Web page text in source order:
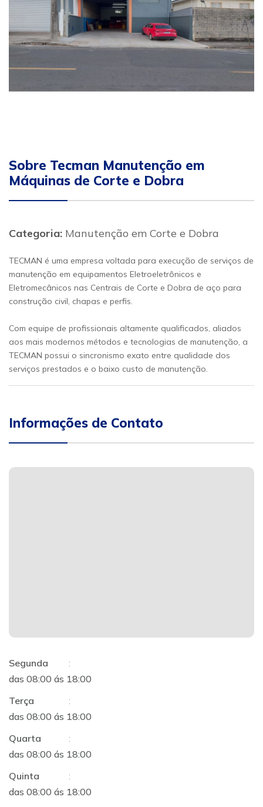
Sobre Tecman Manutenção em
Máquinas de Corte e Dobra
Categoria: Manutenção em Corte e Dobra
TECMAN é uma empresa voltada para execução de serviços de
manutenção em equipamentos Eletroeletrônicos e
Eletromecânicos nas Centrais de Corte e Dobra de aço para
construção civil, chapas e perfis.
Com equipe de profissionais altamente qualificados, aliados
aos mais modernos métodos e tecnologias de manutenção, a
TECMAN possui o sincronismo exato entre qualidade dos
serviços prestados e o baixo custo de manutenção.
Informações de Contato
Segunda
:
das 08:00 ás 18:00
Terça
:
das 08:00 ás 18:00
Quarta
:
das 08:00 ás 18:00
Quinta
:
das 08:00 ás 18:00